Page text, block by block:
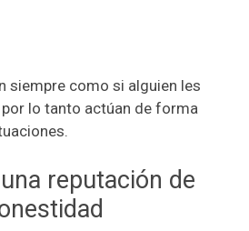
siempre como si alguien les
lo tanto actúan de forma
reputación de